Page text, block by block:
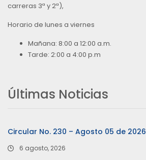
carreras 3ª y 2ª),
Horario de lunes a viernes
Mañana: 8:00 a 12:00 a.m.
Tarde: 2:00 a 4:00 p.m
Últimas Noticias
Circular No. 230 – Agosto 05 de 2026
6 agosto, 2026